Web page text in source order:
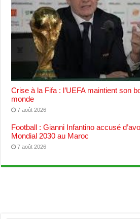
Crise à la Fifa : l’UEFA maintient son
monde
7 août 2026
Football : Gianni Infantino accusé
Mondial 2030 au Maroc
7 août 2026